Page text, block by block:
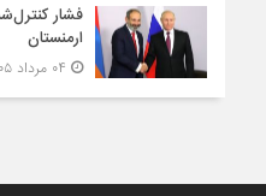
فشار
ارمنستان